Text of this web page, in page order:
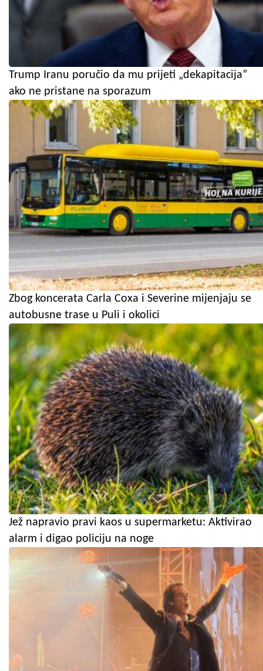
Trump Iranu poručio da mu prijeti „dekapitacija”
ako ne pristane na sporazum
Zbog koncerata Carla Coxa i Severine mijenjaju se
autobusne trase u Puli i okolici
Jež napravio pravi kaos u supermarketu: Aktivirao
alarm i digao policiju na noge